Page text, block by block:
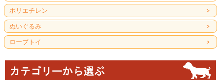
ポリエチレン
ぬいぐるみ
ロープトイ